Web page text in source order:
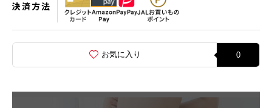
決済方法
お気に入り 0